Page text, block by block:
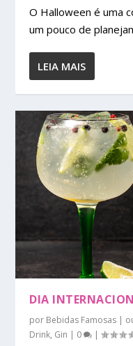
O Halloween é uma
um pouco de
LEIA MAIS
DIA
por Bebidas Famosas
Drink, Gin 0 |